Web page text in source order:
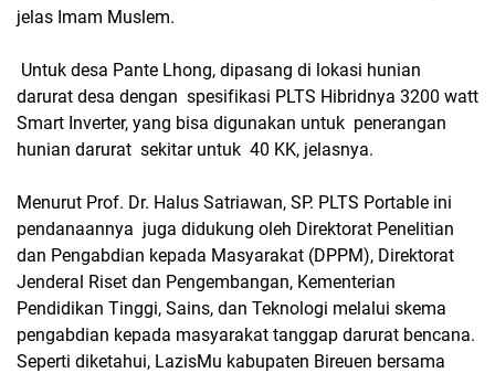
jelas Imam Muslem.
Untuk desa Pante Lhong, dipasang di lokasi hunian
darurat desa dengan spesifikasi PLTS Hibridnya 3200 watt
Smart Inverter, yang bisa digunakan untuk penerangan
hunian darurat sekitar untuk 40 KK, jelasnya.
Menurut Prof. Dr. Halus Satriawan, SP. PLTS Portable ini
pendanaannya juga didukung oleh Direktorat Penelitian
dan Pengabdian kepada Masyarakat (DPPM), Direktorat
Jenderal Riset dan Pengembangan, Kementerian
Pendidikan Tinggi, Sains, dan Teknologi melalui skema
pengabdian kepada masyarakat tanggap darurat bencana.
Seperti diketahui, LazisMu kabupaten Bireuen bersama